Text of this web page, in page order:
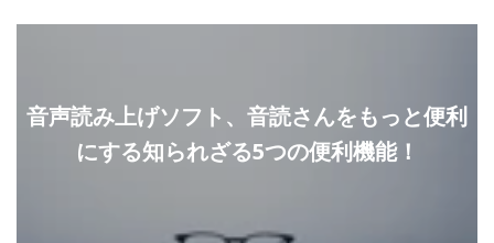
音声読み上げソフト、音読さんをもっと便利
にする知られざる5つの便利機能！